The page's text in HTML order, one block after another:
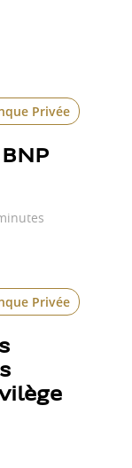
Privée
Privée